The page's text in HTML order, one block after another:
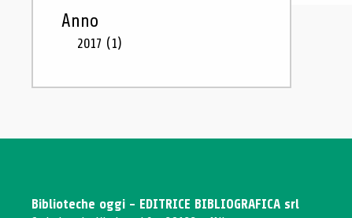
Anno
2017 (1)
Biblioteche oggi - EDITRICE BIBLIOGRAFICA srl